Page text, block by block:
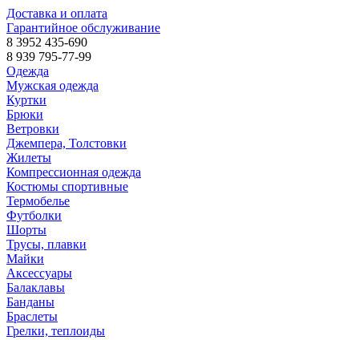
Доставка и оплата
Гарантийное обслуживание
8 3952 435-690
8 939 795-77-99
Одежда
Мужская одежда
Куртки
Брюки
Ветровки
Джемпера, Толстовки
Жилеты
Компрессионная одежда
Костюмы спортивные
Термобелье
Футболки
Шорты
Трусы, плавки
Майки
Аксессуары
Балаклавы
Банданы
Браслеты
Грелки, теплоиды